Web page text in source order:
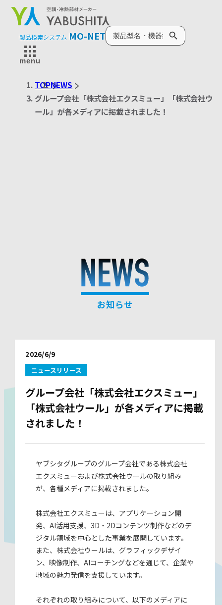
製品検索システム MO-NET製品検索
menu
TOPNEWS
グループ会社「株式会社エクスミュー」「株式会社ウ
ール」が各メディアに掲載されました！
お知らせ
2026/6/9
ニュースリリース
グループ会社「株式会社エクスミュー」
「株式会社ウール」が各メディアに掲載
されました！
ヤブシタグループのグループ会社である株式会社
エクスミューおよび株式会社ウールの取り組み
が、各種メディアに掲載されました。
株式会社エクスミューは、アプリケーション開
発、AI活用支援、3D・2Dコンテンツ制作などのデ
ジタル領域を中心とした事業を展開しています。
また、株式会社ウールは、グラフィックデザイ
ン、映像制作、AIコーチングなどを通じて、企業や
地域の魅力発信を支援しています。
それぞれの取り組みについて、以下のメディアに